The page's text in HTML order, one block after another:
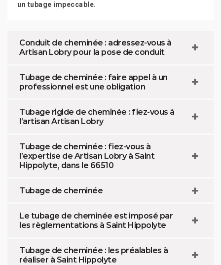
un tubage impeccable.
Conduit de cheminée : adressez-vous à
Artisan Lobry pour la pose de conduit
Tubage de cheminée : faire appel à un
professionnel est une obligation
Tubage rigide de cheminée : fiez-vous à
l’artisan Artisan Lobry
Tubage de cheminée : fiez-vous à
l’expertise de Artisan Lobry à Saint
Hippolyte, dans le 66510
Tubage de cheminée
Le tubage de cheminée est imposé par
les règlementations à Saint Hippolyte
Tubage de cheminée : les préalables à
réaliser à Saint Hippolyte